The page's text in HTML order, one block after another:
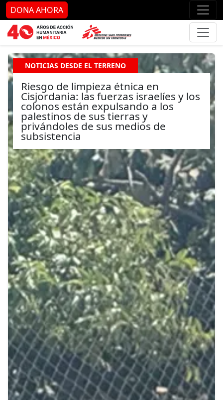
Ir al contenido principal Ir
DONA AHORA
NOTICIAS DESDE EL TERRENO
Riesgo de limpieza étnica en
Cisjordania: las fuerzas israelíes y los
colonos están expulsando a los
palestinos de sus tierras y
privándoles de sus medios de
subsistencia